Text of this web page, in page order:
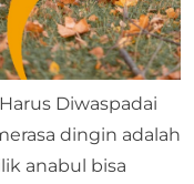
Diwaspadai
dingin adalah
anabul bisa